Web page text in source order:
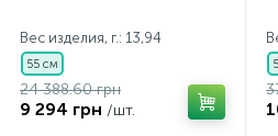
Вес изделия, г.: 13,94
55 см
24 388.60 грн
9 294 грн /шт.